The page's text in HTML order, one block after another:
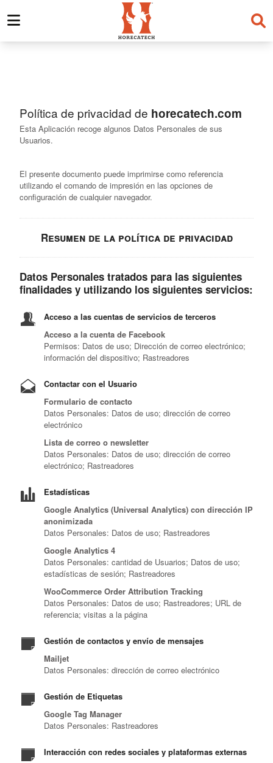
Política de privacidad de horecatech.com
Esta Aplicación recoge algunos Datos Personales de sus
Usuarios.
El presente documento puede imprimirse como referencia
utilizando el comando de impresión en las opciones de
configuración de cualquier navegador.
Resumen de la política de privacidad
Datos Personales tratados para las siguientes
finalidades y utilizando los siguientes servicios:
Acceso a las cuentas de servicios de terceros
Acceso a la cuenta de Facebook
Permisos: Datos de uso; Dirección de correo electrónico;
información del dispositivo; Rastreadores
Contactar con el Usuario
Formulario de contacto
Datos Personales: Datos de uso; dirección de correo
electrónico
Lista de correo o newsletter
Datos Personales: Datos de uso; dirección de correo
electrónico; Rastreadores
Estadísticas
Google Analytics (Universal Analytics) con dirección IP
anonimizada
Datos Personales: Datos de uso; Rastreadores
Google Analytics 4
Datos Personales: cantidad de Usuarios; Datos de uso;
estadísticas de sesión; Rastreadores
WooCommerce Order Attribution Tracking
Datos Personales: Datos de uso; Rastreadores; URL de
referencia; visitas a la página
Gestión de contactos y envío de mensajes
Mailjet
Datos Personales: dirección de correo electrónico
Gestión de Etiquetas
Google Tag Manager
Datos Personales: Rastreadores
Interacción con redes sociales y plataformas externas